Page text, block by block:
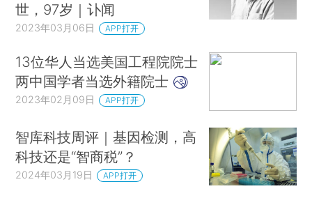
世，97岁｜讣闻
2023年03月06日 APP打开
13位华人当选美国工程院院士
两中国学者当选外籍院士
2023年02月09日 APP打开
智库科技周评｜基因检测，高
科技还是“智商税”？
2024年03月19日 APP打开